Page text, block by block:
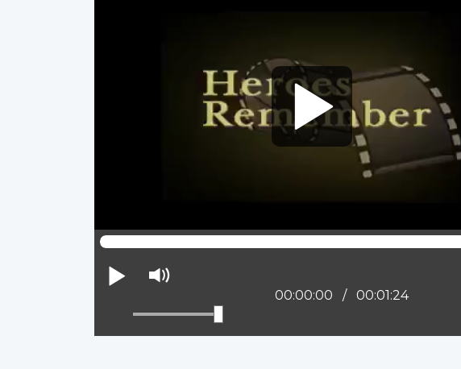
Lire
mode
muet
Position actuelle :
00:00:00 Temps total :
00:01:24